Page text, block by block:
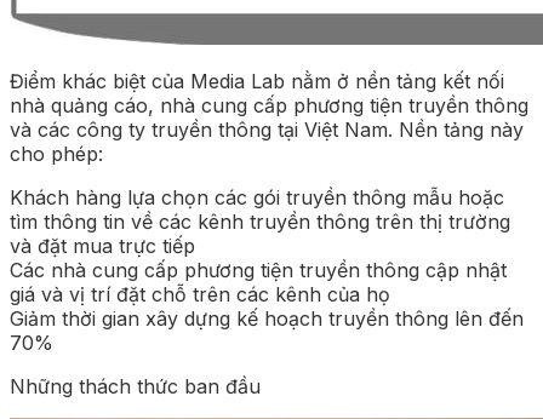
Điểm khác biệt của Media Lab nằm ở nền tảng kết nối
nhà quảng cáo, nhà cung cấp phương tiện truyền thông
và các công ty truyền thông tại Việt Nam. Nền tảng này
cho phép:
Khách hàng lựa chọn các gói truyền thông mẫu hoặc
tìm thông tin về các kênh truyền thông trên thị trường
và đặt mua trực tiếp
Các nhà cung cấp phương tiện truyền thông cập nhật
giá và vị trí đặt chỗ trên các kênh của họ
Giảm thời gian xây dựng kế hoạch truyền thông lên đến
70%
Những thách thức ban đầu